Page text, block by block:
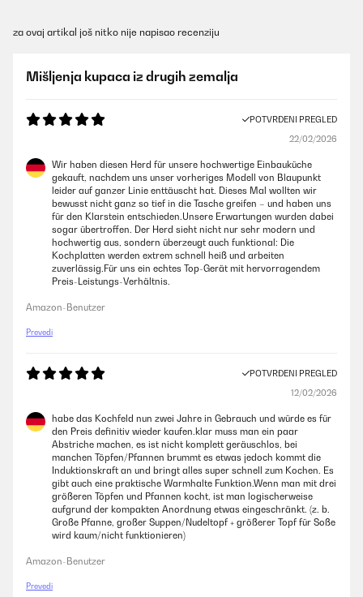
za ovaj artikal još nitko nije napisao recenziju
Mišljenja kupaca iz drugih zemalja
POTVRĐENI PREGLED
22/02/2026
Wir haben diesen Herd für unsere hochwertige Einbauküche
gekauft, nachdem uns unser vorheriges Modell von Blaupunkt
leider auf ganzer Linie enttäuscht hat. Dieses Mal wollten wir
bewusst nicht ganz so tief in die Tasche greifen – und haben uns
für den Klarstein entschieden.Unsere Erwartungen wurden dabei
sogar übertroffen. Der Herd sieht nicht nur sehr modern und
hochwertig aus, sondern überzeugt auch funktional: Die
Kochplatten werden extrem schnell heiß und arbeiten
zuverlässig.Für uns ein echtes Top-Gerät mit hervorragendem
Preis-Leistungs-Verhältnis.
Amazon-Benutzer
Prevedi
POTVRĐENI PREGLED
12/02/2026
habe das Kochfeld nun zwei Jahre in Gebrauch und würde es für
den Preis definitiv wieder kaufen.klar muss man ein paar
Abstriche machen, es ist nicht komplett geräuschlos, bei
manchen Töpfen/Pfannen brummt es etwas jedoch kommt die
Induktionskraft an und bringt alles super schnell zum Kochen. Es
gibt auch eine praktische Warmhalte Funktion.Wenn man mit drei
größeren Töpfen und Pfannen kocht, ist man logischerweise
aufgrund der kompakten Anordnung etwas eingeschränkt. (z. b.
Große Pfanne, großer Suppen/Nudeltopf + größerer Topf für Soße
wird kaum/nicht funktionieren)
Amazon-Benutzer
Prevedi